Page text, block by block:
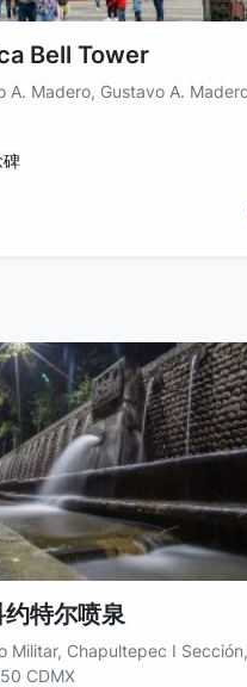
Bell Tower
A. Madero, Gustavo A.
碑
特尔喷泉
Militar, Chapultepec I
CDMX